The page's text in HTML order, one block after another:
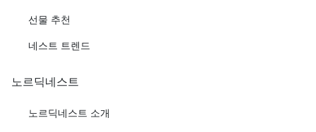
선물 추천
네스트 트렌드
노르딕네스트
노르딕네스트 소개